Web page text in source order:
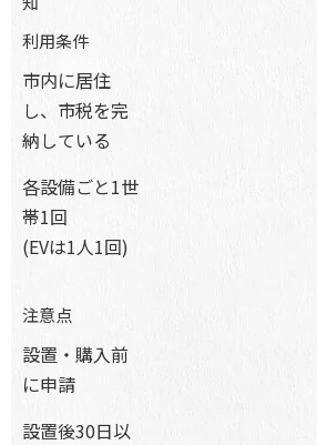
利用条件
市内に居住
し、市税を完
納している
各設備ごと1世
帯1回
(EVは1人1回)
注意点
設置・購入前
に申請
設置後30日以